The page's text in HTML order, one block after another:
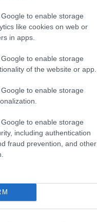
to enable storage
like cookies on web or
in apps.
to enable storage
of the website or app.
to enable storage
to enable storage
including authentication
fraud prevention, and other
műveiből.